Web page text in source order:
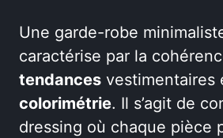
Une garde-robe
caractérise par la
tendances vestimentaires
colorimétrie. Il s’agit de
dressing où chaque pièce